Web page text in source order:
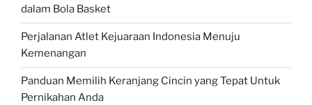
dalam Bola Basket
Perjalanan Atlet Kejuaraan Indonesia Menuju
Kemenangan
Panduan Memilih Keranjang Cincin yang Tepat Untuk
Pernikahan Anda